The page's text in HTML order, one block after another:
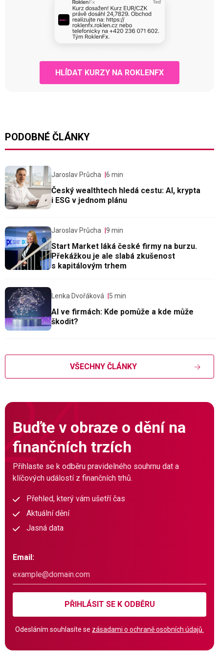
HLÍDAT KURZY NA ROKLENFX
PODOBNÉ ČLÁNKY
Jaroslav Průcha 6 min
Český wealthtech hledá cestu: AI, krypta
i ESG v jednom plánu
Jaroslav Průcha 9 min
Start Market láká české firmy na burzu.
Překážkou je ale slabá zkušenost
s kapitálovým trhem
Lenka Dvořáková 5 min
AI ve firmách: Kde pomůže a kde může
škodit?
VŠECHNY ČLÁNKY
Buďte v obraze o dění na
finančních trzích
Přihlaste se k odběru pravidelného souhrnu dat a
klíčových událostí z finančních trhů.
Přehled, který vám ušetří čas
Aktuální dění
Jasná data
Email:
PŘIHLÁSIT SE K ODBĚRU
Odesláním souhlasíte se zásadami o ochraně osobních údajů.